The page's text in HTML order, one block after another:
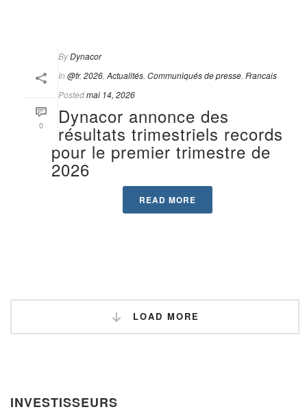
0
ByDynacor
In @fr, 2026 Actualités Communiqués de presse Francais
Postedmai 14, 2026
Dynacor annonce des
résultats trimestriels records
pour le premier trimestre de
2026
READ MORE
LOAD MORE
INVESTISSEURS